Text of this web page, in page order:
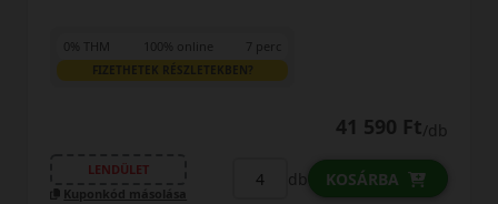
0% THM 100% online 7 perc
FIZETHETEK RÉSZLETEKBEN?
64 190 Ft/db
LENDÜLET
Kuponkód másolása
db KOSÁRBA